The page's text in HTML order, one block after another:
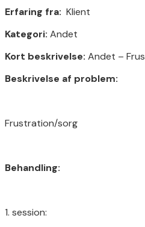
Erfaring fra: Klient
Kategori: Andet
Kort beskrivelse: Andet –
Beskrivelse af problem:
Frustration/sorg
Behandling:
1. session: